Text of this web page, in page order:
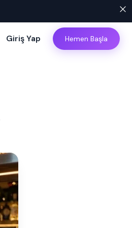
Giriş Yap Hemen Başla